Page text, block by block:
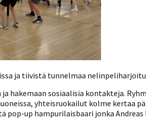
ja tiivistä tunnelmaa
sosiaalisia kontakteja.
yhteisruokailut kolme kertaa
up hampurilaisbaari jonka Andreas